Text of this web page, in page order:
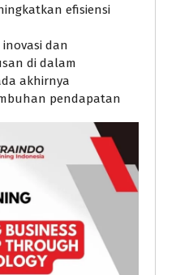
efisiensi
dan
di dalam
akhirnya
pendapatan